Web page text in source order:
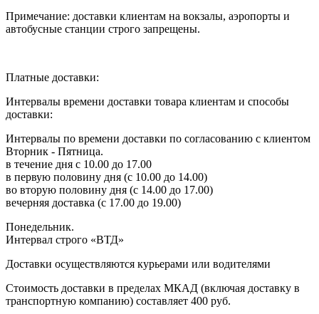
Примечание: доставки клиентам на вокзалы, аэропорты и
автобусные станции строго запрещены.
Платные доставки:
Интервалы времени доставки товара клиентам и способы
доставки:
Интервалы по времени доставки по согласованию с клиентом
Вторник - Пятница.
в течение дня с 10.00 до 17.00
в первую половину дня (с 10.00 до 14.00)
во вторую половину дня (с 14.00 до 17.00)
вечерняя доставка (с 17.00 до 19.00)
Понедельник.
Интервал строго «ВТД»
Доставки осуществляются курьерами или водителями
Стоимость доставки в пределах МКАД (включая доставку в
транспортную компанию) составляет 400 руб.